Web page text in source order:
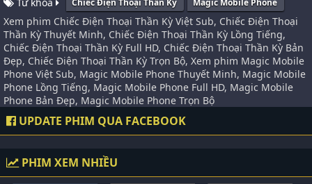
Xem phim Chiếc Điện Thoại Thần Kỳ Việt Sub, Chiếc Điện Thoại
Thần Kỳ Thuyết Minh, Chiếc Điện Thoại Thần Kỳ Lồng Tiếng,
Chiếc Điện Thoại Thần Kỳ Full HD, Chiếc Điện Thoại Thần Kỳ Bản
Đẹp, Chiếc Điện Thoại Thần Kỳ Trọn Bộ, Xem phim Magic Mobile
Phone Việt Sub, Magic Mobile Phone Thuyết Minh, Magic Mobile
Phone Lồng Tiếng, Magic Mobile Phone Full HD, Magic Mobile
Phone Bản Đẹp, Magic Mobile Phone Trọn Bộ
UPDATE PHIM QUA FACEBOOK
PHIM XEM NHIỀU